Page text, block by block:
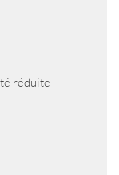
réduite